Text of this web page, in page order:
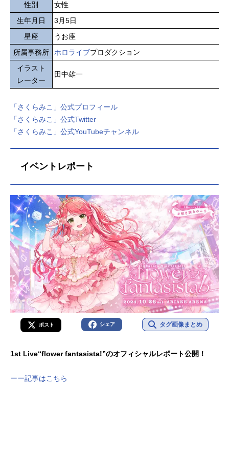
性別
女性
生年月日
3月5日
星座
うお座
所属事務所
ホロライブプロダクション
イラスト
レーター
田中雄一
「さくらみこ」公式プロフィール
「さくらみこ」公式Twitter
「さくらみこ」公式YouTubeチャンネル
イベントレポート
ポスト シェア タグ画像まとめ
1st Live“flower fantasista!”のオフィシャルレポート公開！
ーー記事はこちら